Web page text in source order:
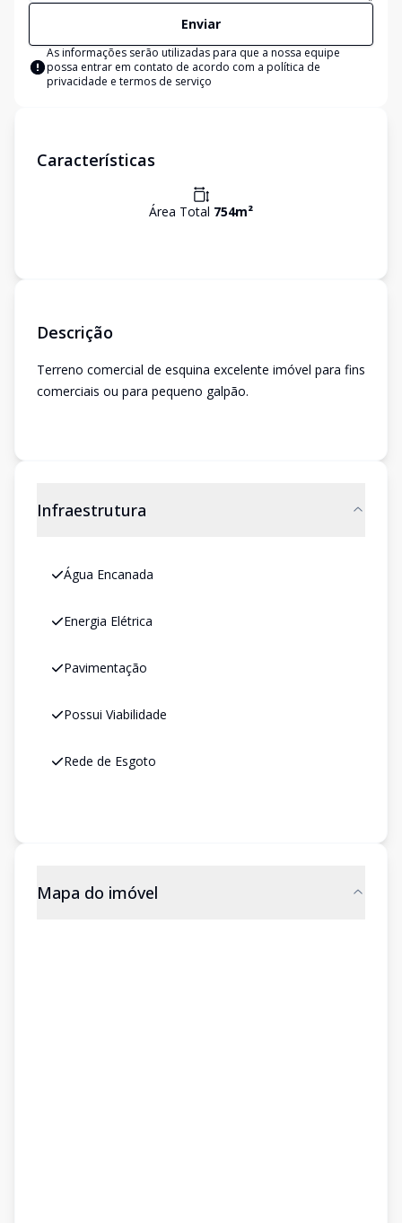
Enviar
As informações serão utilizadas para que a nossa equipe
possa entrar em contato de acordo com a política de
privacidade e termos de serviço
Características
Área Total 754m²
Descrição
Terreno comercial de esquina excelente imóvel para fins
comerciais ou para pequeno galpão.
Infraestrutura
Água Encanada
Energia Elétrica
Pavimentação
Possui Viabilidade
Rede de Esgoto
Mapa do imóvel